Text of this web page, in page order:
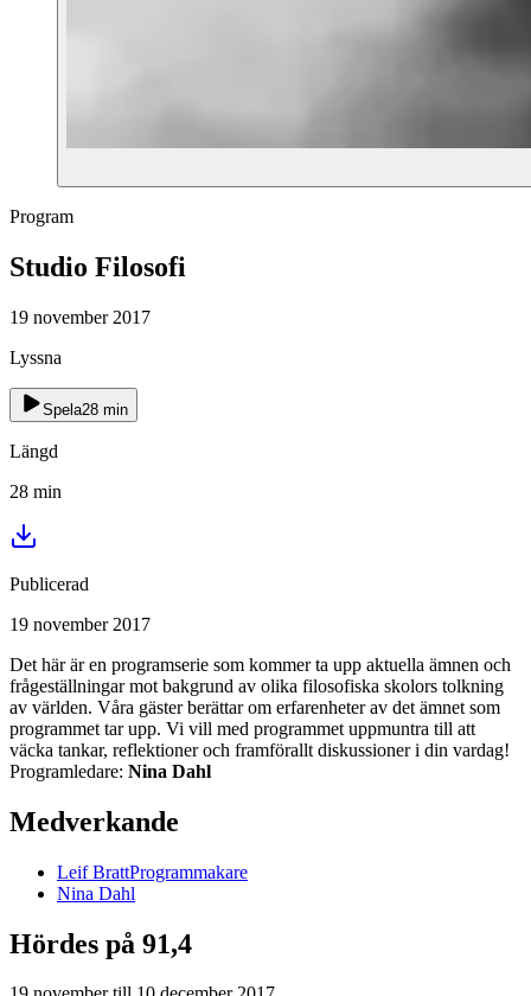
Program
Studio Filosofi
19 november 2017
Lyssna
Spela28 min
Längd
28 min
Publicerad
19 november 2017
Det här är en programserie som kommer ta upp aktuella ämnen och
frågeställningar mot bakgrund av olika filosofiska skolors tolkning
av världen. Våra gäster berättar om erfarenheter av det ämnet som
programmet tar upp. Vi vill med programmet uppmuntra till att
väcka tankar, reflektioner och framförallt diskussioner i din vardag!
Programledare: Nina Dahl
Medverkande
Leif BrattProgrammakare
Nina Dahl
Hördes på 91,4